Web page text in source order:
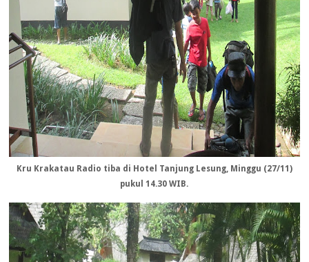
Kru Krakatau Radio tiba di Hotel Tanjung Lesung, Minggu (27/11)
pukul 14.30 WIB.